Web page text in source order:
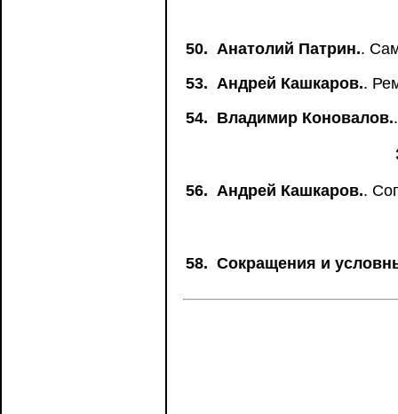
50. Анатолий Патрин..
53. Андрей Кашкаров..
54. Владимир Коновалов.
56. Андрей Кашкаров..
58. Сокращения и